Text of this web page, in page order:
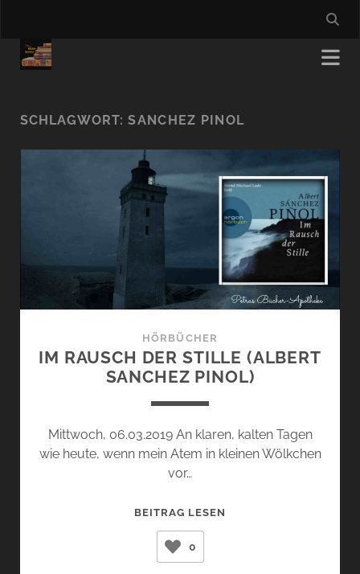
SCHLAGWORT:SANCHEZ PINOL
HÖRBÜCHER
IM RAUSCH DER STILLE (ALBERT
SANCHEZ PINOL)
Mittwoch, 06.03.2019 An klaren, kalten Tagen
wie heute, wenn mein Atem in kleinen Wölkchen
vor…
BEITRAG LESEN
0